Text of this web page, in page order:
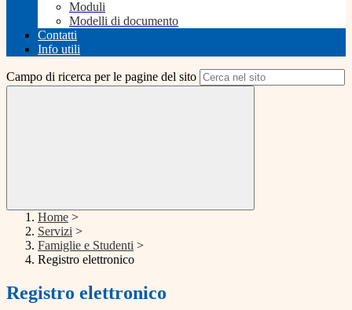
Moduli
Modelli di documento
Contatti
Info utili
Campo di ricerca per le pagine del sito
Home >
Servizi >
Famiglie e Studenti >
Registro elettronico
Registro elettronico